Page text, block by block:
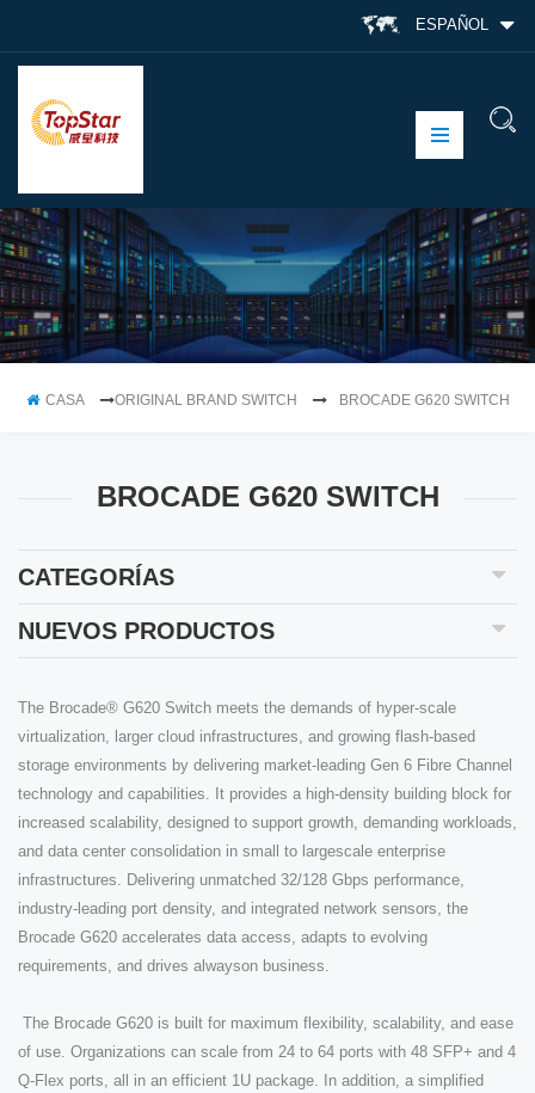
ESPAÑOL
CASA ORIGINAL BRAND SWITCH BROCADE G620 SWITCH
BROCADE G620 SWITCH
CATEGORÍAS
NUEVOS PRODUCTOS
The Brocade® G620 Switch meets the demands of hyper-scale
virtualization, larger cloud infrastructures, and growing flash-based
storage environments by delivering market-leading Gen 6 Fibre Channel
technology and capabilities. It provides a high-density building block for
increased scalability, designed to support growth, demanding workloads,
and data center consolidation in small to largescale enterprise
infrastructures. Delivering unmatched 32/128 Gbps performance,
industry-leading port density, and integrated network sensors, the
Brocade G620 accelerates data access, adapts to evolving
requirements, and drives alwayson business.
The Brocade G620 is built for maximum flexibility, scalability, and ease
of use. Organizations can scale from 24 to 64 ports with 48 SFP+ and 4
Q-Flex ports, all in an efficient 1U package. In addition, a simplified